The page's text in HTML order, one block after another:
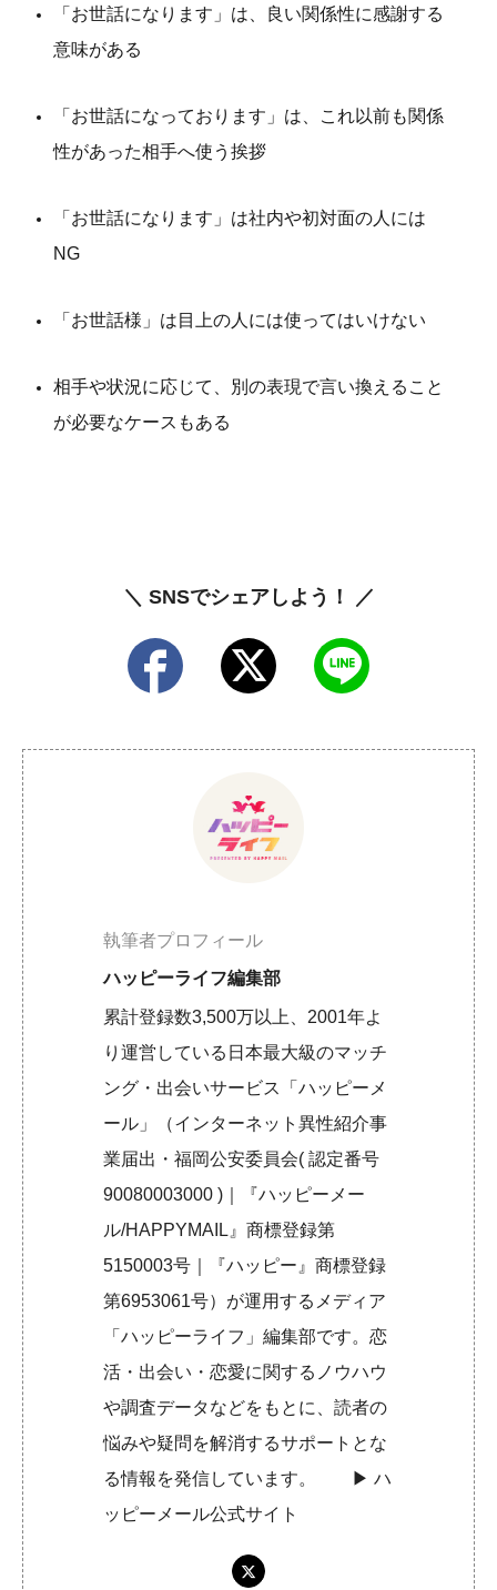
「お世話になります」は、良い関係性に感謝する
意味がある
「お世話になっております」は、これ以前も関係
性があった相手へ使う挨拶
「お世話になります」は社内や初対面の人には
NG
「お世話様」は目上の人には使ってはいけない
相手や状況に応じて、別の表現で言い換えること
が必要なケースもある
＼ SNSでシェアしよう！ ／
執筆者プロフィール
ハッピーライフ編集部
累計登録数3,500万以上、2001年よ
り運営している日本最大級のマッチ
ング・出会いサービス「ハッピーメ
ール」（インターネット異性紹介事
業届出・福岡公安委員会( 認定番号
90080003000 )｜『ハッピーメー
ル/HAPPYMAIL』商標登録第
5150003号｜『ハッピー』商標登録
第6953061号）が運用するメディア
「ハッピーライフ」編集部です。恋
活・出会い・恋愛に関するノウハウ
や調査データなどをもとに、読者の
悩みや疑問を解消するサポートとな
る情報を発信しています。 ▶︎ハ
ッピーメール公式サイト